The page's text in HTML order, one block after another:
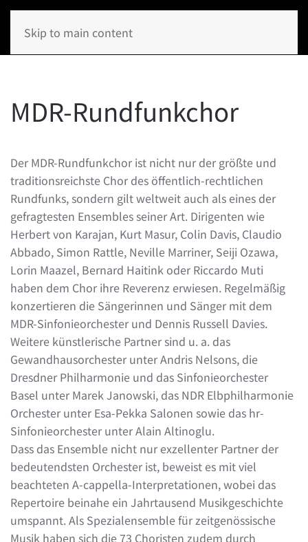
Skip to main content
MDR-Rundfunkchor
Der MDR-Rundfunkchor ist nicht nur der größte und
traditionsreichste Chor des öffentlich-rechtlichen
Rundfunks, sondern gilt weltweit auch als eines der
gefragtesten Ensembles seiner Art. Dirigenten wie
Herbert von Karajan, Kurt Masur, Colin Davis, Claudio
Abbado, Simon Rattle, Neville Marriner, Seiji Ozawa,
Lorin Maazel, Bernard Haitink oder Riccardo Muti
haben dem Chor ihre Reverenz erwiesen. Regelmäßig
konzertieren die Sängerinnen und Sänger mit dem
MDR-Sinfonieorchester und Dennis Russell Davies.
Weitere künstlerische Partner sind u. a. das
Gewandhausorchester unter Andris Nelsons, die
Dresdner Philharmonie und das Sinfonieorchester
Basel unter Marek Janowski, das NDR Elbphilharmonie
Orchester unter Esa-Pekka Salonen sowie das hr-
Sinfonieorchester unter Alain Altinoglu.
Dass das Ensemble nicht nur exzellenter Partner der
bedeutendsten Orchester ist, beweist es mit viel
beachteten A-cappella-Interpretationen, wobei das
Repertoire beinahe ein Jahrtausend Musikgeschichte
umspannt. Als Spezialensemble für zeitgenössische
Musik haben sich die 73 Choristen zudem durch